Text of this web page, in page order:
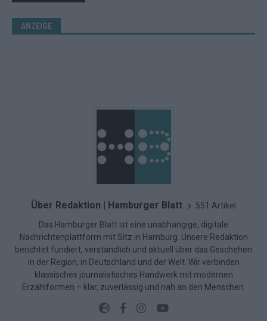
ANZEIGE
Über Redaktion | Hamburger Blatt 551 Artikel
Das Hamburger Blatt ist eine unabhängige, digitale
Nachrichtenplattform mit Sitz in Hamburg. Unsere Redaktion
berichtet fundiert, verständlich und aktuell über das Geschehen
in der Region, in Deutschland und der Welt. Wir verbinden
klassisches journalistisches Handwerk mit modernen
Erzählformen – klar, zuverlässig und nah an den Menschen.